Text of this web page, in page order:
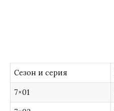
Сезон и серия
7×01